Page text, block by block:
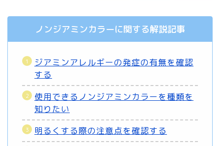
ノンジアミンカラーに関する解説記事
ジアミンアレルギーの発症の有無を確認
する
使用できるノンジアミンカラーを種類を
知りたい
明るくする際の注意点を確認する